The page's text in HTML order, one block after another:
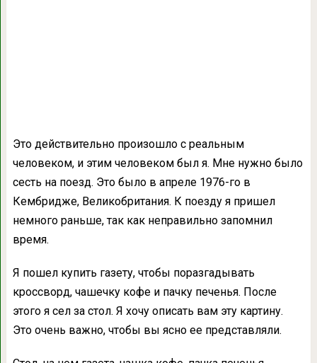
Это действительно произошло с реальным
человеком, и этим человеком был я. Мне нужно было
сесть на поезд. Это было в апреле 1976-го в
Кембридже, Великобритания. К поезду я пришел
немного раньше, так как неправильно запомнил
время.
Я пошел купить газету, чтобы поразгадывать
кроссворд, чашечку кофе и пачку печенья. После
этого я сел за стол. Я хочу описать вам эту картину.
Это очень важно, чтобы вы ясно ее представляли.